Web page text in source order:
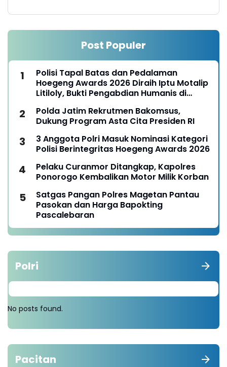
Post Populer
Polisi Tapal Batas dan Pedalaman
Hoegeng Awards 2026 Diraih Iptu Motalip
Litiloly, Bukti Pengabdian Humanis di
Polda Jatim Rekrutmen Bakomsus,
Dukung Program Asta Cita Presiden RI
3 Anggota Polri Masuk Nominasi Kategori
Polisi Berintegritas Hoegeng Awards 2026
Pelaku Curanmor Ditangkap, Kapolres
Ponorogo Kembalikan Motor Milik Korban
Satgas Pangan Polres Magetan Pantau
Pasokan dan Harga Bapokting
Pascalebaran
Polri
No posts found.
Pacitan